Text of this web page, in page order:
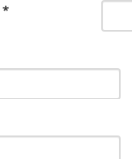
*